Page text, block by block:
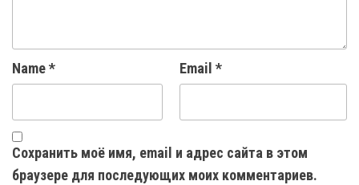
Name* Email *
Сохранить моё имя, email и адрес сайта в этом
браузере для последующих моих комментариев.